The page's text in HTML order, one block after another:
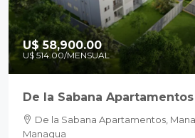
U$ 58,900.00
U$ 514.00/MENSUAL
De la Sabana Apartamentos
De la Sabana Apartamentos,
Managua